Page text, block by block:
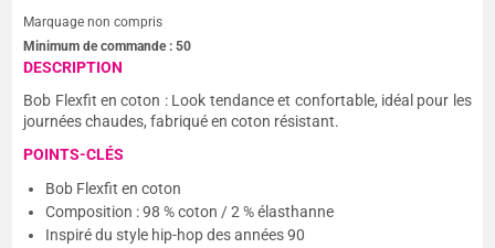
Marquage non compris
Minimum de commande :50
DESCRIPTION
Bob Flexfit en coton : Look tendance et confortable, idéal pour les
journées chaudes, fabriqué en coton résistant.
POINTS-CLÉS
Bob Flexfit en coton
Composition : 98 % coton / 2 % élasthanne
Inspiré du style hip-hop des années 90